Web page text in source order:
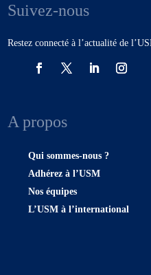
Suivez-nous
Restez connecté à l’actualité de
A propos
Qui sommes-nous ?
Adhérez à l’USM
Nos équipes
L’USM à l’international